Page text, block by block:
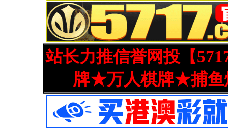
站长力推信誉网投【
牌★万人棋牌★捕鱼